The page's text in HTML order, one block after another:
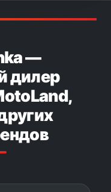
—
дилер